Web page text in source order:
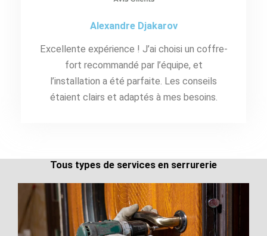
Alexandre Djakarov
Excellente expérience ! J’ai choisi un coffre-
fort recommandé par l’équipe, et
l’installation a été parfaite. Les conseils
étaient clairs et adaptés à mes besoins.
Tous types de services en serrurerie